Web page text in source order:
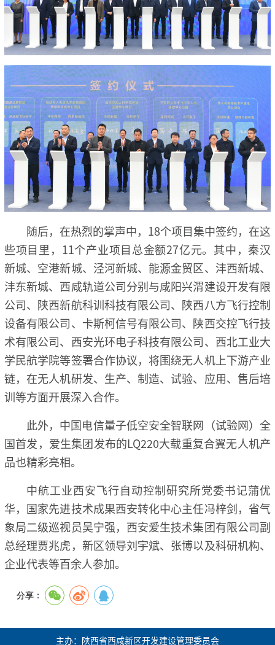
随后，在热烈的掌声中，18个项目集中签约，在这
些项目里，11个产业项目总金额27亿元。其中，秦汉
新城、空港新城、泾河新城、能源金贸区、沣西新城、
沣东新城、西咸轨道公司分别与咸阳兴渭建设开发有限
公司、陕西新航科训科技有限公司、陕西八方飞行控制
设备有限公司、卡斯柯信号有限公司、陕西交控飞行技
术有限公司、西安光环电子科技有限公司、西北工业大
学民航学院等签署合作协议，将围绕无人机上下游产业
链，在无人机研发、生产、制造、试验、应用、售后培
训等方面开展深入合作。
此外，中国电信量子低空安全智联网（试验网）全
国首发，爱生集团发布的LQ220大载重复合翼无人机产
品也精彩亮相。
中航工业西安飞行自动控制研究所党委书记蒲优
华，国家先进技术成果西安转化中心主任冯梓剑，省气
象局二级巡视员吴宁强，西安爱生技术集团有限公司副
总经理贾兆虎，新区领导刘宇斌、张博以及科研机构、
企业代表等百余人参加。
分享：
主办：陕西省西咸新区开发建设管理委员会